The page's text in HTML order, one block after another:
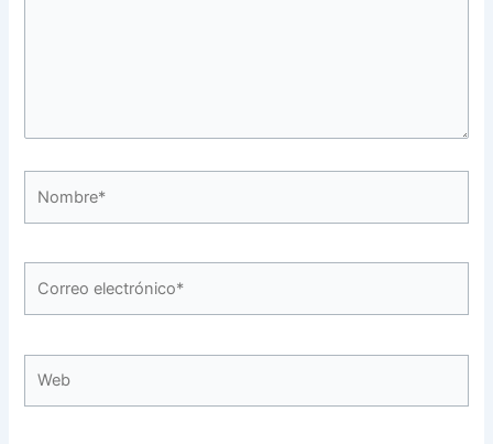
electrónico*